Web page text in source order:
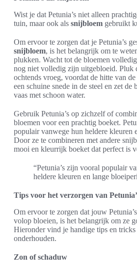
Wist je dat Petunia’s niet alleen
tuin, maar ook als snijbloem gebruikt
Om ervoor te zorgen dat je Petunia’s
snijbloem, is het belangrijk om te
plukken. Wacht tot de bloemen
nog niet volledig zijn uitgebloeid. Pluk
ochtends vroeg, voordat de hitte van
een schuine snede in de steel en zet de
vaas met schoon water.
Gebruik Petunia’s op zichzelf of
bloemen voor een prachtig boeket.
populair vanwege hun heldere kleuren
Door ze te combineren met andere
mooi en kleurrijk boeket dat perfect is
“Petunia’s zijn vooral populair
heldere kleuren en lange
Tips voor het verzorgen van
Om ervoor te zorgen dat jouw
volop bloeien, is het belangrijk om ze
Hieronder vind je handige tips en tricks
onderhouden.
Zon of schaduw